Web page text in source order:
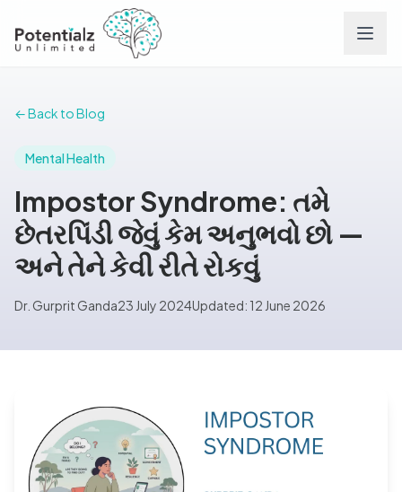
Careers
Conditions
Contact
Blog
← Back to Blog
Mental Health
Impostor Syndrome: તમે
છેતરપિંડી જેવું કેમ અનુભવો છો —
અને તેને કેવી રીતે રોકવું
Dr. Gurprit Ganda23 July 2024Updated: 12 June 2026